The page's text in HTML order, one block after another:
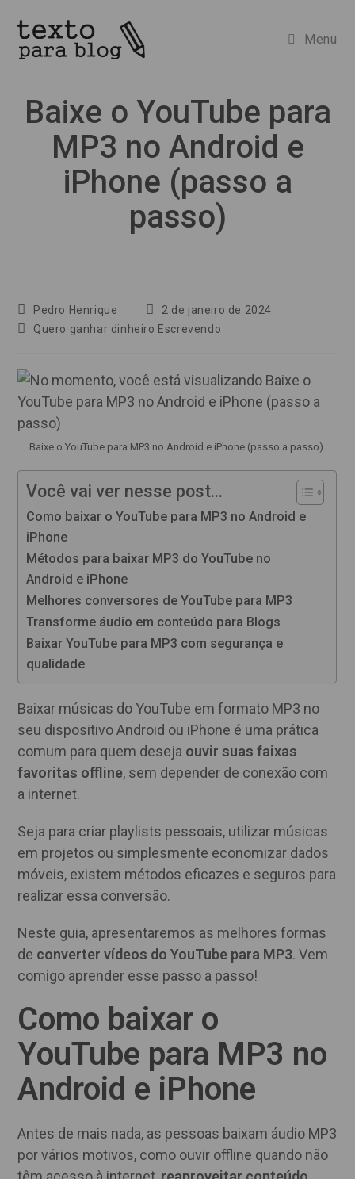
para
conteúdo
Menu
Baixe o YouTube para
MP3 no Android e
iPhone (passo a
passo)
Autor
do
Pedro Henrique
Post
publicado:
2 de janeiro de 2024
Categoria
Quero ganhar dinheiro Escrevendo
Baixe o YouTube para MP3 no Android e iPhone (passo a passo).
Você vai ver nesse post...
Como baixar o YouTube para MP3 no Android e
iPhone
Métodos para baixar MP3 do YouTube no
Android e iPhone
Melhores conversores de YouTube para MP3
Transforme áudio em conteúdo para Blogs
Baixar YouTube para MP3 com segurança e
qualidade
Baixar músicas do YouTube em formato MP3 no
seu dispositivo Android ou iPhone é uma prática
comum para quem deseja ouvir suas faixas
favoritas offline, sem depender de conexão com
a internet.
Seja para criar playlists pessoais, utilizar músicas
em projetos ou simplesmente economizar dados
móveis, existem métodos eficazes e seguros para
realizar essa conversão.
Neste guia, apresentaremos as melhores formas
de converter vídeos do YouTube para MP3. Vem
comigo aprender esse passo a passo!
Como baixar o
YouTube para MP3 no
Android e iPhone
Antes de mais nada, as pessoas baixam áudio MP3
por vários motivos, como ouvir offline quando não